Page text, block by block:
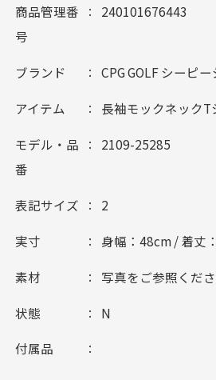
商品管理番
号
240101676443
ブランド CPG GOLF シーピ
アイテム 長袖モックネックT
モデル・品
番
2109-25285
表記サイズ 2
実寸 身幅：48cm / 着丈
素材 写真をご参照くださ
状態 N
付属品